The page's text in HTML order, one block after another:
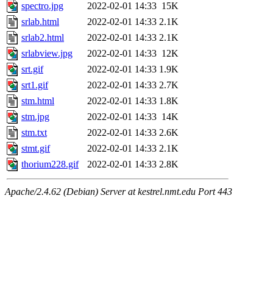
spectro.jpg
2022-02-01 14:33 15K
srlab.html
2022-02-01 14:33 2.1K
srlab2.html
2022-02-01 14:33 2.1K
srlabview.jpg
2022-02-01 14:33 12K
srt.gif
2022-02-01 14:33 1.9K
srt1.gif
2022-02-01 14:33 2.7K
stm.html
2022-02-01 14:33 1.8K
stm.jpg
2022-02-01 14:33 14K
stm.txt
2022-02-01 14:33 2.6K
stmt.gif
2022-02-01 14:33 2.1K
thorium228.gif
2022-02-01 14:33 2.8K
Apache/2.4.62 (Debian) Server at kestrel.nmt.edu Port 443